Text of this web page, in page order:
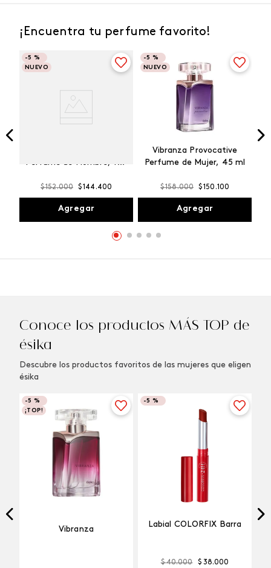
¡Encuentra tu perfume favorito!
-5 %
NUEVO
Perfume de Hombre, 100
$152.000 $144 .400
Agregar
-5 %
NUEVO
Vibranza Provocative
Perfume de Mujer, 45 ml
$158.000 $150 .100
Agregar
Conoce los productos MÁS TOP de
ésika
Descubre los productos favoritos de las mujeres que eligen
ésika
-5 %
¡TOP!
Vibranza
-5 %
Labial COLORFIX Barra
$ 40.000 $ 38.000